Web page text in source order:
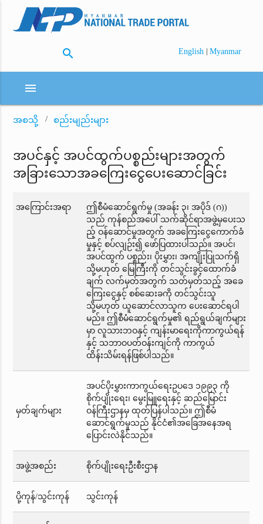
search English | Myanmar
menu
အစသို့ စည်းမျည်းများ
အပင်နှင့် အပင်ထွက်ပစ္စည်းများအတွက်
အခြားသောအခကြေးငွေပေးဆောင်ခြင်း
အကြောင်းအရာ
ဤစီမံဆောင်ရွက်မှု (အခန်း ၃၊ အပိုဒ် (ဂ))
သည် ကုန်စည်အပေါ် သက်ဆိုင်ရာအဖွဲ့မှပေးသ
ည့် ဝန်ဆောင်မှုအတွက် အခကြေးငွေကောက်ခံ
မှုနှင့် စပ်လျဉ်း၍ ဖော်ပြထားပါသည်။ အပင်၊
အပင်ထွက် ပစ္စည်း၊ ပိုးမွှား၊ အကျိုးပြုသက်ရှိ
သို့မဟုတ် မြေကြီးကို တင်သွင်းခွင့်ထောက်ခံ
ချက် လက်မှတ်အတွက် သတ်မှတ်သည့် အခေ
ကြေးငွေနှင့် စစ်ဆေးခကို တင်သွင်းသူ
သို့မဟုတ် ယူဆောင်လာသူက ပေးဆောင်ရပါ
မည်။ ဤစီမံဆောင်ရွက်မှု၏ ရည်ရွယ်ချက်များ
မှာ လူသားဘဝနှင့် ကျန်းမာရေးကိုကာကွယ်ရန်
နှင့် သဘာဝပတ်ဝန်းကျင်ကို ကာကွယ်
ထိန်းသိမ်းရန်ဖြစ်ပါသည်။
မှတ်ချက်များ
အပင်ပိုးမွှားကာကွယ်ရေးဥပဒေ ၁၉၉၃ ကို
စိုက်ပျိုးရေး၊ မွေးမြူရေးနှင့် ဆည်မြောင်း
ဝန်ကြီးဌာနမှ ထုတ်ပြန်ပါသည်။ ဤစီမံ
ဆောင်ရွက်မှုသည် နိုင်ငံ၏အခြေအနေအရ
ပြောင်းလဲနိုင်သည်။
အဖွဲ့အစည်း စိုက်ပျိုးရေးဦးစီးဌာန
ပို့ကုန်/သွင်းကုန် သွင်းကုန်